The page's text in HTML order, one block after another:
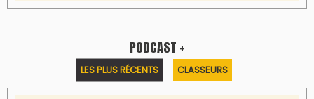
PODCAST +
LES PLUS RÉCENTS CLASSEURS